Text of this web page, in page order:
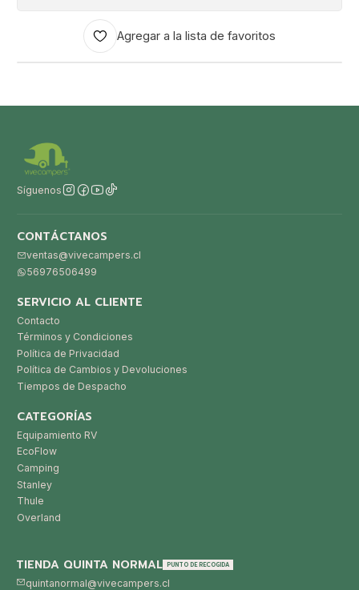
Agregar a la lista de favoritos
Síguenos
CONTÁCTANOS
ventas@vivecampers.cl
56976506499
SERVICIO AL CLIENTE
Contacto
Términos y Condiciones
Política de Privacidad
Política de Cambios y Devoluciones
Tiempos de Despacho
CATEGORÍAS
Equipamiento RV
EcoFlow
Camping
Stanley
Thule
Overland
TIENDA QUINTA NORMAL PUNTO DE RECOGIDA
quintanormal@vivecampers.cl